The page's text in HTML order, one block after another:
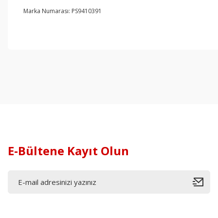
Marka Numarası: PS9410391
E-Bültene Kayıt Olun